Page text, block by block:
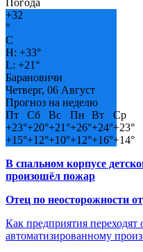
+32
°
C
H: +33°
L: +21°
Барановичи
Четверг, 06 Август
Прогноз на неделю
Пт
Сб Вс Пн Вт
Ср
+23°+20°+21°+26°+24°+23°
+15°+12°+10°+12°+16°+14°
В спальном корпусе
произошёл пожар
Отец по неосторожности
Как предприятия переходят
автоматизированному